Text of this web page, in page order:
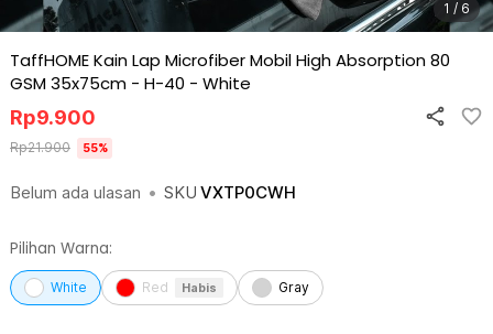
1 / 6
TaffHOME Kain Lap Microfiber Mobil High Absorption 80
GSM 35x75cm - H-40 - White
Belum ada ulasan • SKU VXTP0CWH
Rp9.900
Rp21.900 55%
Pilihan Warna:
White Red Habis Gray